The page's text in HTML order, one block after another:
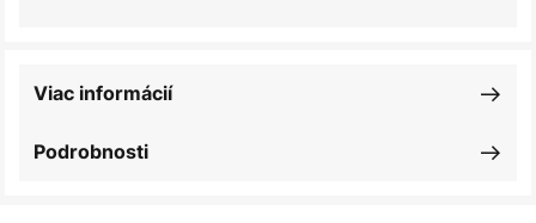
Podrobnosti
Viac informácií